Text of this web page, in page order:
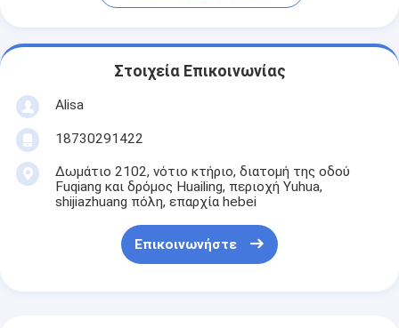
Στοιχεία Επικοινωνίας
Alisa
18730291422
Δωμάτιο 2102, νότιο κτήριο, διατομή της οδού
Fuqiang και δρόμος Huailing, περιοχή Yuhua,
shijiazhuang πόλη, επαρχία hebei
Επικοινωνήστε